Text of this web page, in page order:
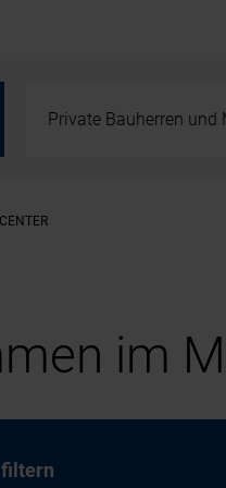
Private Bauherren und
im
filtern